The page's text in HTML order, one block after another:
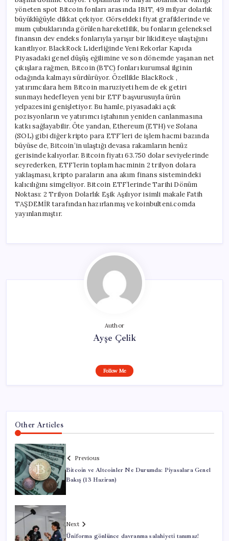
yöneten spot Bitcoin fonları arasında IBIT, 49 milyar dolarlık
büyüklüğüyle dikkat çekiyor. Görseldeki fiyat grafiklerinde ve
mum çubuklarında görülen hareketlilik, bu fonların geleneksel
finansın dev endeks fonlarıyla yarışır bir likiditeye ulaştığını
kanıtlıyor. BlackRock Liderliğinde Yeni Rekorlar Kapıda
Piyasadaki genel düşüş eğilimine ve son dönemde yaşanan net
çıkışlara rağmen, Bitcoin (BTC) fonları kurumsal ilginin
odağında kalmayı sürdürüyor. Özellikle BlackRock ,
yatırımcılara hem Bitcoin maruziyeti hem de ek getiri
sunmayı hedefleyen yeni bir ETF başvurusuyla ürün
yelpazesini genişletiyor. Bu hamle, piyasadaki açık
pozisyonların ve yatırımcı iştahının yeniden canlanmasına
katkı sağlayabilir. Öte yandan, Ethereum (ETH) ve Solana
(SOL) gibi diğer kripto para ETF’leri de işlem hacmi bazında
büyüse de, Bitcoin’in ulaştığı devasa rakamların henüz
gerisinde kalıyorlar. Bitcoin fiyatı 63.750 dolar seviyelerinde
seyrederken, ETF’lerin toplam hacminin 2 trilyon dolara
yaklaşması, kripto paraların ana akım finans sistemindeki
kalıcılığını simgeliyor. Bitcoin ETF’lerinde Tarihi Dönüm
Noktası: 2 Trilyon Dolarlık Eşik Aşılıyor isimli makale Fatih
TAŞDEMİR tarafından hazırlanmış ve koinbulteni.comda
yayınlanmıştır.
Author
Ayşe Çelik
Follow Me
Other Articles
Previous
Bitcoin ve Altcoinler Ne Durumda: Piyasalara Genel
Bakış (13 Haziran)
Next
Üniforma gönlünce davranma salahiyeti tanımaz!